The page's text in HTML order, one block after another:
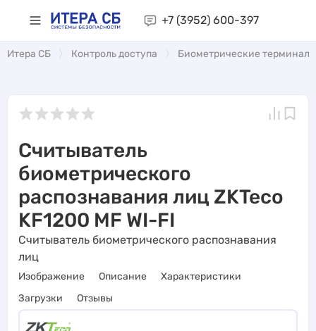
+7 (3952) 600-397
Итера СБ Контроль доступа Биометрические терминалы
Считыватель
биометрического
распознавания лиц ZKTeco
KF1200 MF WI-FI
Считыватель биометрического распознавания
лиц
Изображение Описание
Характеристики
Загрузки
Отзывы